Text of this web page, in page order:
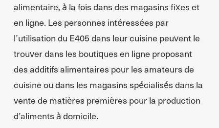
alimentaire, à la fois dans des magasins fixes et
en ligne. Les personnes intéressées par
l’utilisation du E405 dans leur cuisine peuvent le
trouver dans les boutiques en ligne proposant
des additifs alimentaires pour les amateurs de
cuisine ou dans les magasins spécialisés dans la
vente de matières premières pour la production
d’aliments à domicile.